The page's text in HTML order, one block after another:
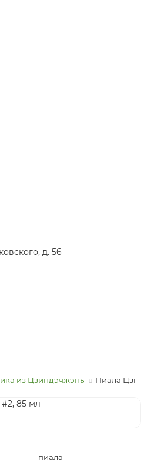
д. 56
из Цзиндэчжэнь Пиала
пиала